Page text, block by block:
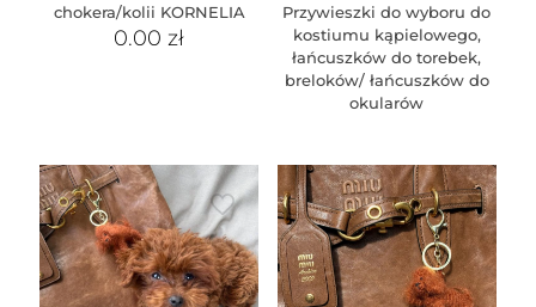
chokera/kolii KORNELIA
0.00zł
Przywieszki do wyboru do
kostiumu kąpielowego,
łańcuszków do torebek,
breloków/ łańcuszków do
okularów